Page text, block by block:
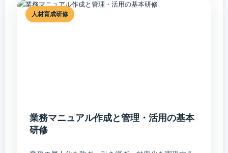
人材育成研修
業務マニュアル作成と管理・活用の基本
研修